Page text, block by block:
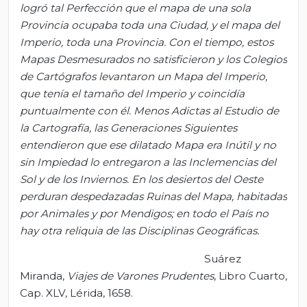
logró tal Perfección que el mapa de una sola
Provincia ocupaba toda una Ciudad, y el mapa del
Imperio, toda una Provincia. Con el tiempo, estos
Mapas Desmesurados no satisficieron y los Colegios
de Cartógrafos levantaron un Mapa del Imperio,
que tenía el tamaño del Imperio y coincidía
puntualmente con él. Menos Adictas al Estudio de
la Cartografía, las Generaciones Siguientes
entendieron que ese dilatado Mapa era Inútil y no
sin Impiedad lo entregaron a las Inclemencias del
Sol y de los Inviernos. En los desiertos del Oeste
perduran despedazadas Ruinas del Mapa, habitadas
por Animales y por Mendigos; en todo el País no
hay otra reliquia de las Disciplinas Geográficas.
Suárez
Miranda, Viajes de Varones Prudentes, Libro Cuarto,
Cap. XLV, Lérida, 1658.